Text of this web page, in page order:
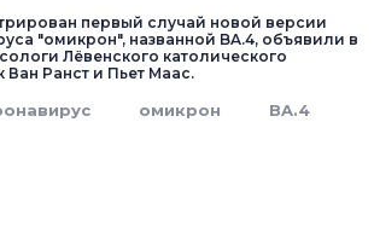
первый случай новой версии
"омикрон", названной BA.4, объявили в
Лёвенского католического
Ван Ранст и Пьет Маас.
омикрон BA.4